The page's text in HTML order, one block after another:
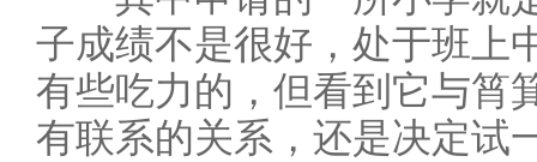
子成绩不是很好，处于班上
有些吃力的，但看到它与筲
有联系的关系，还是决定试